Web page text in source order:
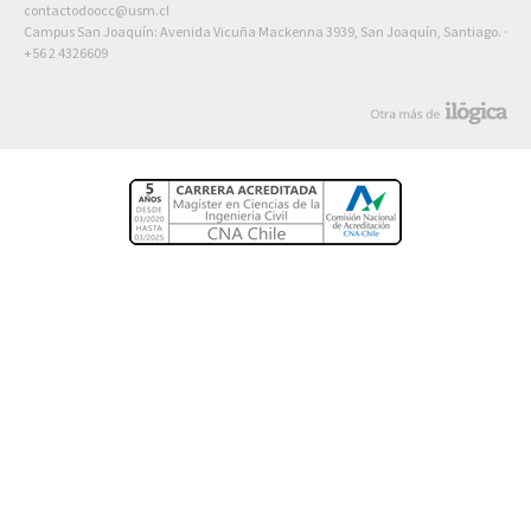
contactodoocc@usm.cl
Campus San Joaquín: Avenida Vicuña Mackenna 3939, San Joaquín, Santiago. ·
+56 2 4326609